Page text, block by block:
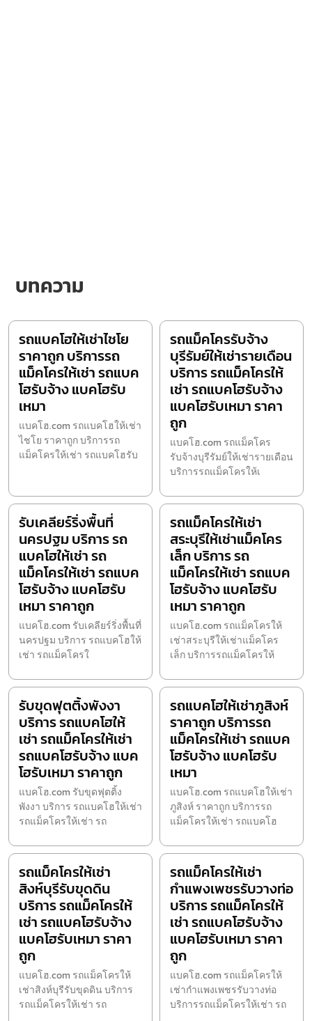
บทความ
รถแบคโฮให้เช่าไชโย
ราคาถูก บริการรถ
แม็คโครให้เช่า รถแบค
โฮรับจ้าง แบคโฮรับ
เหมา
แบคโฮ.com รถแบคโฮให้เช่า
ไชโย ราคาถูก บริการรถ
แม็คโครให้เช่า รถแบคโฮรับ
รถแม็คโครรับจ้าง
บุรีรัมย์ให้เช่ารายเดือน
บริการ รถแม็คโครให้
เช่า รถแบคโฮรับจ้าง
แบคโฮรับเหมา ราคา
ถูก
แบคโฮ.com รถแม็คโคร
รับจ้างบุรีรัมย์ให้เช่ารายเดือน
บริการรถแม็คโครให้เ
รับเคลียร์ริ่งพื้นที่
นครปฐม บริการ รถ
แบคโฮให้เช่า รถ
แม็คโครให้เช่า รถแบค
โฮรับจ้าง แบคโฮรับ
เหมา ราคาถูก
แบคโฮ.com รับเคลียร์ริ่งพื้นที่
นครปฐม บริการ รถแบคโฮให้
เช่า รถแม็คโครใ
รถแม็คโครให้เช่า
สระบุรีให้เช่าแม็คโคร
เล็ก บริการ รถ
แม็คโครให้เช่า รถแบค
โฮรับจ้าง แบคโฮรับ
เหมา ราคาถูก
แบคโฮ.com รถแม็คโครให้
เช่าสระบุรีให้เช่าแม็คโคร
เล็ก บริการรถแม็คโครให้
รับขุดฟุตติ้งพังงา
บริการ รถแบคโฮให้
เช่า รถแม็คโครให้เช่า
รถแบคโฮรับจ้าง แบค
โฮรับเหมา ราคาถูก
แบคโฮ.com รับขุดฟุตติ้ง
พังงา บริการ รถแบคโฮให้เช่า
รถแม็คโครให้เช่า รถ
รถแบคโฮให้เช่าภูสิงห์
ราคาถูก บริการรถ
แม็คโครให้เช่า รถแบค
โฮรับจ้าง แบคโฮรับ
เหมา
แบคโฮ.com รถแบคโฮให้เช่า
ภูสิงห์ ราคาถูก บริการรถ
แม็คโครให้เช่า รถแบคโฮ
รถแม็คโครให้เช่า
สิงห์บุรีรับขุดดิน
บริการ รถแม็คโครให้
เช่า รถแบคโฮรับจ้าง
แบคโฮรับเหมา ราคา
ถูก
แบคโฮ.com รถแม็คโครให้
เช่าสิงห์บุรีรับขุดดิน บริการ
รถแม็คโครให้เช่า รถ
รถแม็คโครให้เช่า
กำแพงเพชรรับวางท่อ
บริการ รถแม็คโครให้
เช่า รถแบคโฮรับจ้าง
แบคโฮรับเหมา ราคา
ถูก
แบคโฮ.com รถแม็คโครให้
เช่ากำแพงเพชรรับวางท่อ
บริการรถแม็คโครให้เช่า รถ